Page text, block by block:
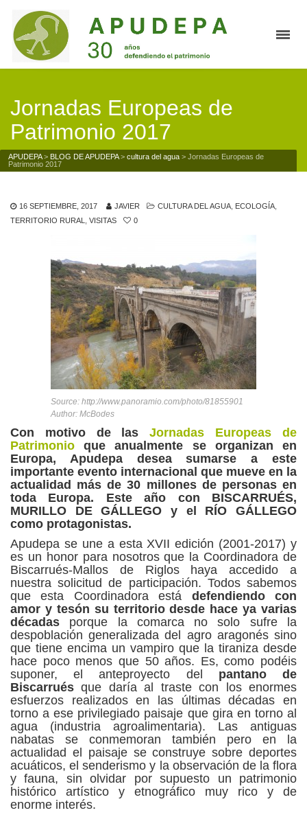
Jornadas Europeas de
Patrimonio 2017
APUDEPA> BLOG DE APUDEPA> cultura del agua > Jornadas Europeas de
Patrimonio 2017
16 SEPTIEMBRE, 2017 JAVIER CULTURA DEL AGUA ECOLOGÍA
TERRITORIO RURAL
VISITAS 0
Source: http://www.panoramio.com/photo/81855901
Author: McBodes
Con motivo de lasJornadas Europeas de
Patrimonio que anualmente se organizan en
Europa, Apudepa desea sumarse a este
importante evento internacional que mueve en la
actualidad más de 30 millones de personas en
toda Europa. Este año con BISCARRUÉS,
MURILLO DE GÁLLEGO y el RÍO GÁLLEGO
como protagonistas.
Apudepa se une a esta XVII edición (2001-2017) y
es un honor para nosotros que la Coordinadora de
Biscarrués-Mallos de Riglos haya accedido a
nuestra solicitud de participación. Todos sabemos
que esta Coordinadora está defendiendo con
amor y tesón su territorio desde hace ya varias
décadas porque la comarca no solo sufre la
despoblación generalizada del agro aragonés sino
que tiene encima un vampiro que la tiraniza desde
hace poco menos que 50 años. Es, como podéis
suponer, el anteproyecto del pantano de
Biscarrués que daría al traste con los enormes
esfuerzos realizados en las últimas décadas en
torno a ese privilegiado paisaje que gira en torno al
agua (industria agroalimentaria). Las antiguas
nabatas se conmemoran también pero en la
actualidad el paisaje se construye sobre deportes
acuáticos, el senderismo y la observación de la flora
y fauna, sin olvidar por supuesto un patrimonio
histórico artístico y etnográfico muy rico y de
enorme interés.